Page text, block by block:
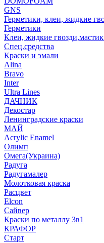
GNS
Герметики, клеи, жидкие
Герметики
Клеи, жидкие
Спец.средства
Краски и эмали
Alina
Bravo
Inter
Ultra Lines
ДАЧНИК
Декостар
Ленинградские краски
МАЙ
Acrylic Enamel
Олимп
Омега(Украина)
Радуга
Радугамалер
Молотковая краска
Расцвет
Elcon
Сайвер
Краски по металлу 3в1
КРАФОР
Старт